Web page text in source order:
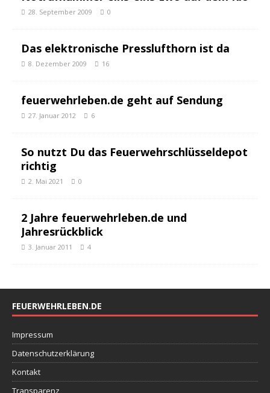
28. September 2009 0
Das elektronische Presslufthorn ist da
8. Dezember 2009 16
feuerwehrleben.de geht auf Sendung
27. Januar 2012 6
So nutzt Du das Feuerwehrschlüsseldepot
richtig
2. Mai 2021 0
2 Jahre feuerwehrleben.de und
Jahresrückblick
3. Januar 2011 4
FEUERWEHRLEBEN.DE
Impressum
Datenschutzerklärung
Kontakt
Transparenz